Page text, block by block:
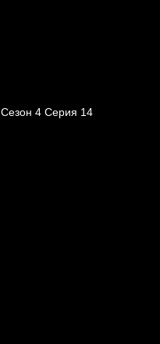
Сезон 4 Серия 14